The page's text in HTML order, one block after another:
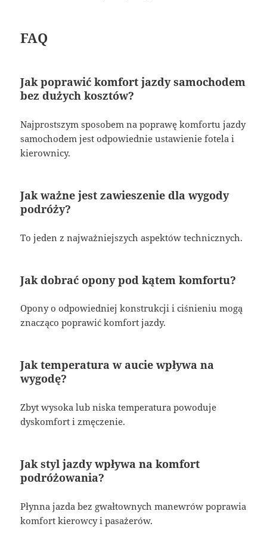
FAQ
Jak poprawić komfort jazdy samochodem
bez dużych kosztów?
Najprostszym sposobem na poprawę komfortu jazdy
samochodem jest odpowiednie ustawienie fotela i
kierownicy.
Jak ważne jest zawieszenie dla wygody
podróży?
To jeden z najważniejszych aspektów technicznych.
Jak dobrać opony pod kątem komfortu?
Opony o odpowiedniej konstrukcji i ciśnieniu mogą
znacząco poprawić komfort jazdy.
Jak temperatura w aucie wpływa na
wygodę?
Zbyt wysoka lub niska temperatura powoduje
dyskomfort i zmęczenie.
Jak styl jazdy wpływa na komfort
podróżowania?
Płynna jazda bez gwałtownych manewrów poprawia
komfort kierowcy i pasażerów.